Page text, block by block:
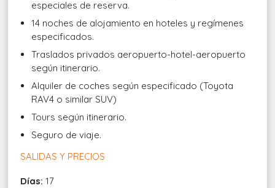
especiales de reserva.
14 noches de alojamiento en hoteles y regímenes
especificados.
Traslados privados aeropuerto-hotel-aeropuerto
según itinerario.
Alquiler de coches según especificado (Toyota
RAV4 o similar SUV)
Tours según itinerario.
Seguro de viaje.
SALIDAS Y PRECIOS
Días: 17